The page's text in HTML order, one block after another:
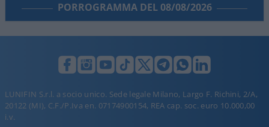
PORROGRAMMA DEL 08/08/2026
LUNIFIN S.r.l. a socio unico. Sede legale Milano, Largo F. Richini, 2/A,
20122 (MI), C.F./P.Iva en. 07174900154, REA cap. soc. euro 10.000,00
i.v.